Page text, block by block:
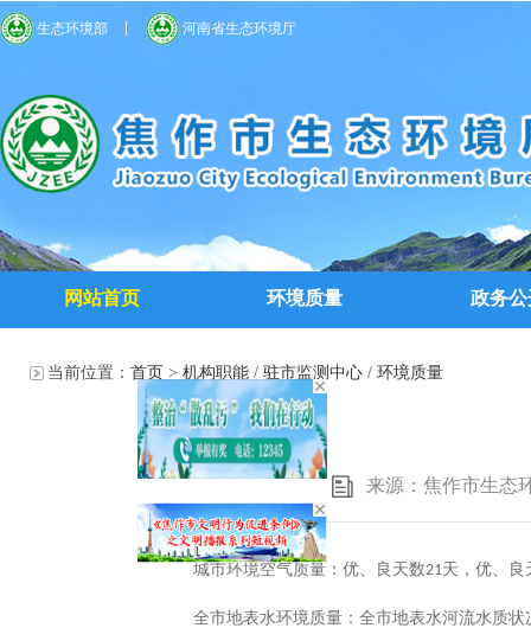
生态环境部 河南省生态环境厅
网站首页 环境质量 政务公
当前位置： 首页 > 机构职能 / 驻市监测中心 / 环境质量
来源：焦作市生态
城市环境空气质量：优、良天数21天 ， 优、良
全市地表水环境质量：全市地表水河流水质状